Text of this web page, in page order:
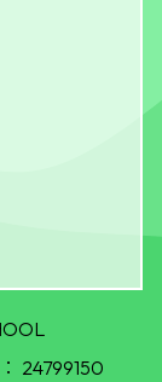
24799150